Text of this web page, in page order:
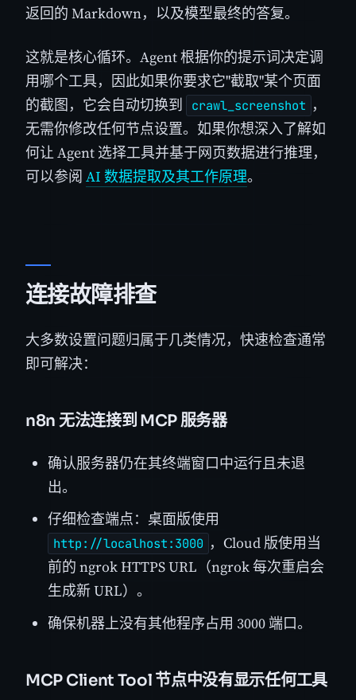
返回的 Markdown，以及模型最终的答复。
这就是核心循环。Agent 根据你的提示词决定调
用哪个工具，因此如果你要求它"截取"某个页面
的截图，它会自动切换到
crawl_screenshot ，
无需你修改任何节点设置。如果你想深入了解如
何让 Agent 选择工具并基于网页数据进行推理，
可以参阅 AI 数据提取及其工作原理。
连接故障排查
大多数设置问题归属于几类情况，快速检查通常
即可解决：
n8n 无法连接到 MCP 服务器
确认服务器仍在其终端窗口中运行且未退
出。
仔细检查端点：桌面版使用
http://localhost:3000 ，Cloud 版使用当
前的 ngrok HTTPS URL（ngrok 每次重启会
生成新 URL）。
确保机器上没有其他程序占用 3000 端口。
MCP Client Tool 节点中没有显示任何工具